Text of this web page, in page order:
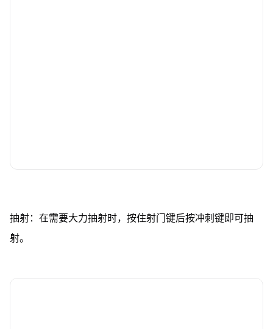
抽射：在需要大力抽射时，按住射门键后按冲刺键即可抽
射。